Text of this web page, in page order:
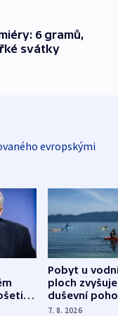
6 gramů,
svátky
evropskými
Pobyt u
ploch zvyšuje
duševní
ukázala
7. 8. 2026